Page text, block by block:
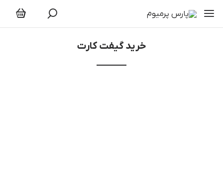
خرید گیفت کارت